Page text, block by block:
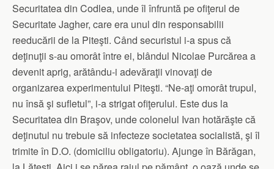
Securitatea din Codlea, unde îl înfruntă pe ofiţerul de
Securitate Jagher, care era unul din responsabilii
reeducării de la Piteşti. Când securistul i-a spus că
deţinuţii s-au omorât între ei, blândul Nicolae Purcărea a
devenit aprig, arătându-i adevăraţii vinovaţi de
organizarea experimentului Piteşti. “Ne-aţi omorât trupul,
nu însă şi sufletul”, i-a strigat ofiţerului. Este dus la
Securitatea din Braşov, unde colonelul Ivan hotărăşte că
deţinutul nu trebuie să infecteze societatea socialistă, şi îl
trimite în D.O. (domiciliu obligatoriu). Ajunge în Bărăgan,